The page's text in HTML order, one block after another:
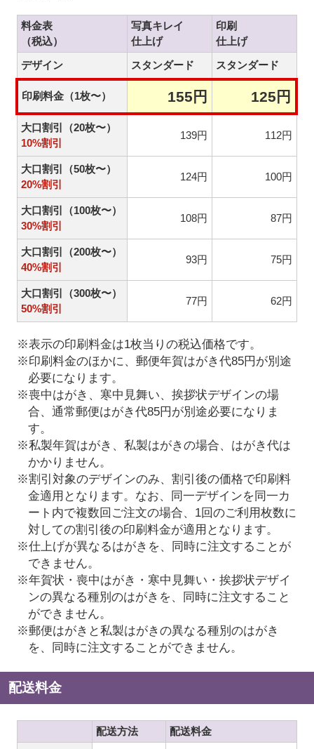
料金表
（税込）
写真キレイ
仕上げ
印刷
仕上げ
デザイン
スタンダード スタンダード
印刷料金（1枚〜） 155円 125円
大口割引（20枚〜）
10%割引
139円 112円
大口割引（50枚〜）
20%割引
124円 100円
大口割引（100枚〜）
30%割引
108円 87円
大口割引（200枚〜）
40%割引
93円 75円
大口割引（300枚〜）
50%割引
77円 62円
※表示の印刷料金は1枚当りの税込価格です。
※印刷料金のほかに、郵便年賀はがき代85円が別途
必要になります。
※喪中はがき、寒中見舞い、挨拶状デザインの場
合、通常郵便はがき代85円が別途必要になりま
す。
※私製年賀はがき、私製はがきの場合、はがき代は
かかりません。
※割引対象のデザインのみ、割引後の価格で印刷料
金適用となります。なお、同一デザインを同一カ
ート内で複数回ご注文の場合、1回のご利用枚数に
対しての割引後の印刷料金が適用となります。
※仕上げが異なるはがきを、同時に注文することが
できません。
※年賀状・喪中はがき・寒中見舞い・挨拶状デザイ
ンの異なる種別のはがきを、同時に注文すること
ができません。
※郵便はがきと私製はがきの異なる種別のはがき
を、同時に注文することができません。
配送料金
配送方法 配送料金